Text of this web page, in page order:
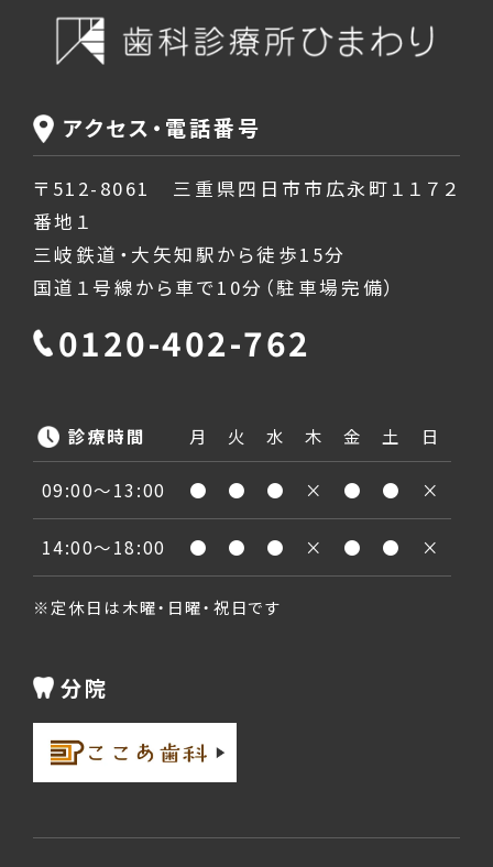
アクセス・電話番号
〒512-8061 三重県四日市市広永町１１７２
番地１
三岐鉄道・大矢知駅から徒歩15分
国道１号線から車で10分（駐車場完備）
0120-402-762
診療時間 月 火 水 木 金 土 日
09:00〜13:00 ● ● ● × ● ● ×
14:00〜18:00 ● ● ● × ● ● ×
※定休日は木曜・日曜・祝日です
分院